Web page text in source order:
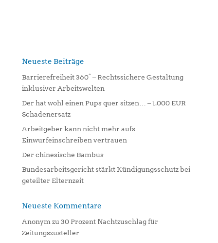
n
v
e
:
Neueste Beiträge
Barrierefreiheit 360° – Rechtssichere Gestaltung
inklusiver Arbeitswelten
Der hat wohl einen Pups quer sitzen… – 1.000 EUR
Schadenersatz
Arbeitgeber kann nicht mehr aufs
Einwurfeinschreiben vertrauen
Der chinesische Bambus
Bundesarbeitsgericht stärkt Kündigungsschutz bei
geteilter Elternzeit
Neueste Kommentare
Anonym zu 30 Prozent Nachtzuschlag für
Zeitungszusteller